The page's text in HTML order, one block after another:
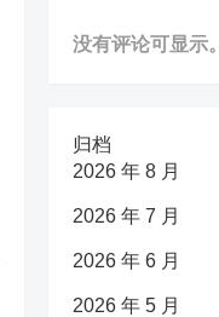
没有评论可显示。
归档
2026 年 8 月
2026 年 7 月
2026 年 6 月
2026 年 5 月